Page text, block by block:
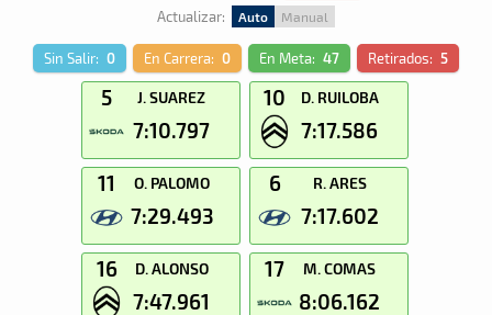
Actualizar: Auto Manual
Sin Salir: 0 En Carrera: 0 En Meta: 47 Retirados: 5
5 J. SUAREZ
7:10.797
10 D. RUILOBA
7:17.586
11 O. PALOMO
7:29.493
6 R. ARES
7:17.602
16 D. ALONSO
7:47.961
17 M. COMAS
8:06.162